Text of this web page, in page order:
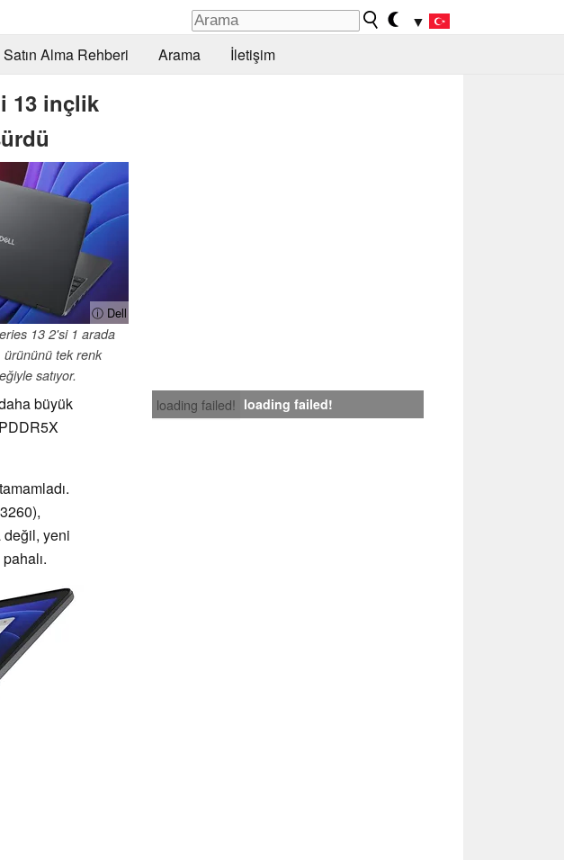
▼
Satın Alma Rehberi Arama İletişim
13 inçlik
ⓘ Dell
13 2'si 1 arada
ürününü tek renk
satıyor.
loading failed! loading failed!
büyük
değil, yeni